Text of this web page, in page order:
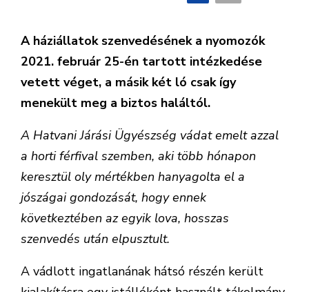
A háziállatok szenvedésének a nyomozók
2021. február 25-én tartott intézkedése
vetett véget, a másik két ló csak így
menekült meg a biztos haláltól.
A Hatvani Járási Ügyészség vádat emelt azzal
a horti férfival szemben, aki több hónapon
keresztül oly mértékben hanyagolta el a
jószágai gondozását, hogy ennek
következtében az egyik lova, hosszas
szenvedés után elpusztult.
A vádlott ingatlanának hátsó részén került